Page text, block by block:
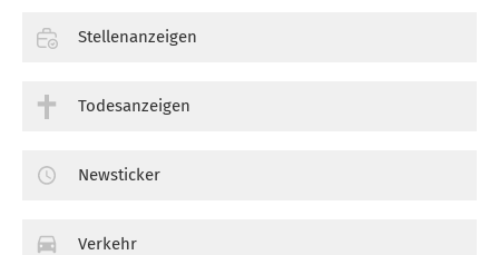
Stellenanzeigen
Todesanzeigen
Newsticker
Verkehr